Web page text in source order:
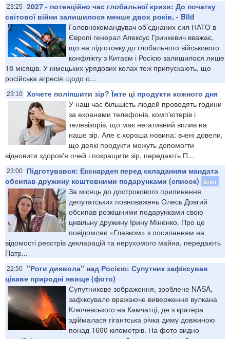
23:25
2027 - потенційно час глобальної кризи: До початку
світової війни залишилося менше двох років, - Bild
Головнокомандувач об’єднаних сил НАТО в
Європі генерал Алексус Гринкевич вважає,
що на підготовку до глобального військового
конфлікту з Китаєм і Росією залишилося лише
18 місяців. У німецьких урядових колах теж припускають, що
російська агресія щодо о...
23:10 Хочете поліпшити зір? Їжте ці продукти кожного дня
У наш час більшість людей проводять години
за екранами телефонів, комп'ютерів і
телевізорів, що має негативний вплив на
наше зір. Але є хороша новина: вчені довели,
що деякі продукти можуть допомогти
відновити здоров'я очей і покращити зір, передають П...
23:00
Підготувався: Екснардеп перед складанням мандата
обсипав дружину коштовними подарунками (список)
Блог
За місяць до дострокового припинення
депутатських повноважень Олесь Довгий
обсипав розкішними подарунками свою
цивільну дружину Ірину Міненко. Про це
повідомляє «Главком» з посиланням на
відомості реєстрів декларацій та нерухомого майна, передають
Патр...
22:50 "Роги диявола" над Росією: Супутник зафіксував
цікаве природні явище (фото)
Супутникове зображення, зроблене NASA,
зафіксувало вражаюче виверження вулкана
Ключевського на Камчатці, де з кратера
здіймалася гігантська річка диму довжиною
понад 1600 кілометрів. На фото видно